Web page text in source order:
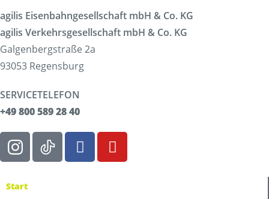
agilis Eisenbahngesellschaft mbH & Co. KG
agilis Verkehrsgesellschaft mbH & Co. KG
Galgenbergstraße 2a
93053 Regensburg
SERVICETELEFON
+49 800 589 28 40
Start